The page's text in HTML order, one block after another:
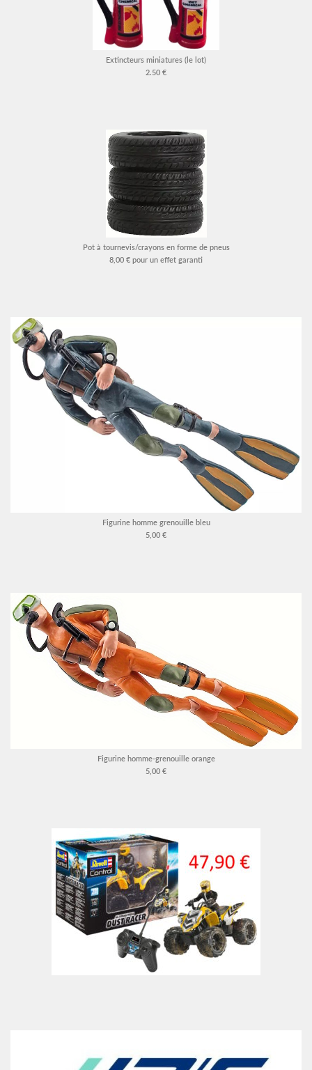
Extincteurs miniatures (le lot)
2.50 €
Pot à tournevis/crayons en forme de pneus
8,00 € pour un effet garanti
Figurine homme grenouille bleu
5,00 €
Figurine homme-grenouille orange
5,00 €